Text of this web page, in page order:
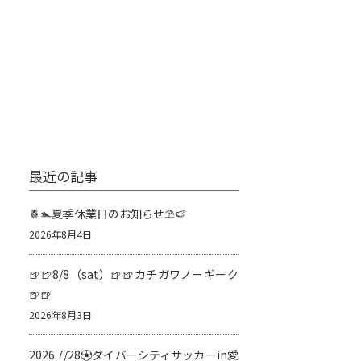
最近の記事
🍍🏊夏季休業日のお知らせ⛱️🍉
2026年8月4日
🍺🍺8/8（sat）🍺🍺カチガワノーギーク
🍺🍺
2026年8月3日
2026.7/28⚽️ダイバーシティサッカーin愛